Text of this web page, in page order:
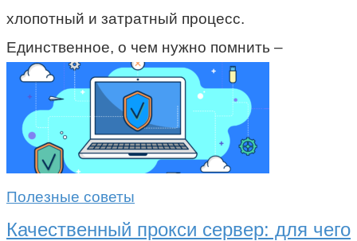
хлопотный и затратный процесс.
Единственное, о чем нужно помнить –
Полезные советы
Качественный прокси сервер: для чего